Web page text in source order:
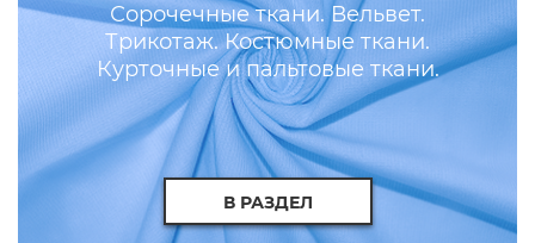
Сорочечные ткани. Вельвет.
Трикотаж. Костюмные ткани.
Курточные и пальтовые ткани.
Искусственные кожа и мех.
В РАЗДЕЛ